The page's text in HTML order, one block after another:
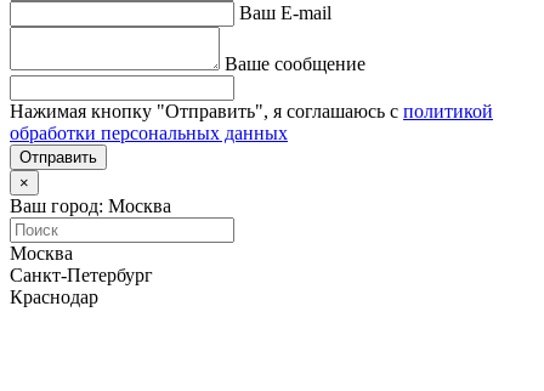
Ваш E-mail
Ваше сообщение
Нажимая кнопку "Отправить", я соглашаюсь с политикой
обработки персональных данных
Отправить
×
Ваш город: Москва
Москва
Санкт-Петербург
Краснодар